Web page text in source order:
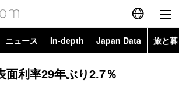
English
简体字
ニュース In-depth Japan Data 旅と
面利率29年ぶり2.7％